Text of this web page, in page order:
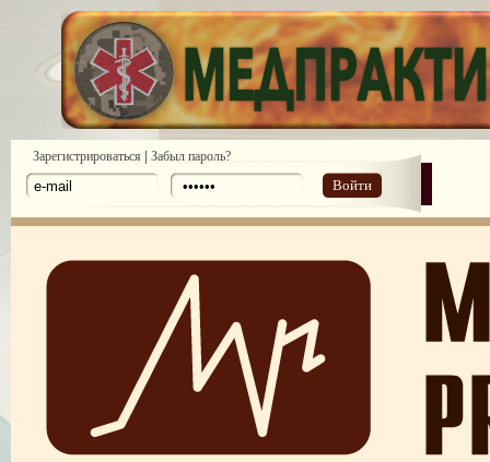
Зарегистрироваться | Забыл пароль?
Войти